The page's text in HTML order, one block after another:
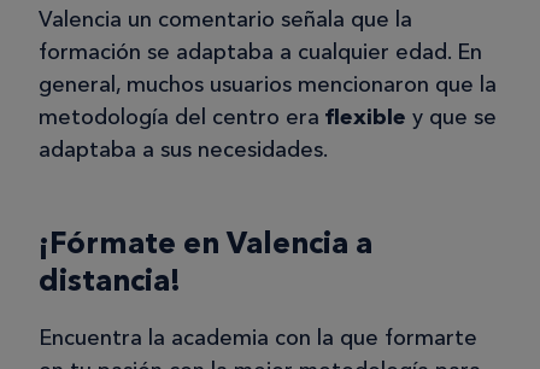
Valencia un comentario señala que la
formación se adaptaba a cualquier edad. En
general, muchos usuarios mencionaron que la
metodología del centro era flexible y que se
adaptaba a sus necesidades.
¡Fórmate en Valencia a
distancia!
Encuentra la academia con la que formarte